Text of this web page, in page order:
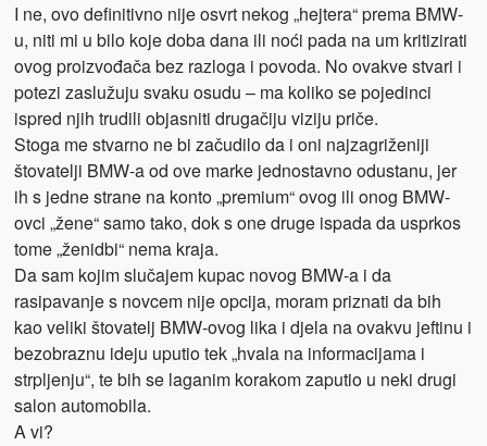
I ne, ovo definitivno nije osvrt nekog „hejtera“ prema BMW-
u, niti mi u bilo koje doba dana ili noći pada na um kritizirati
ovog proizvođača bez razloga i povoda. No ovakve stvari i
potezi zaslužuju svaku osudu – ma koliko se pojedinci
ispred njih trudili objasniti drugačiju viziju priče.
Stoga me stvarno ne bi začudilo da i oni najzagriženiji
štovatelji BMW-a od ove marke jednostavno odustanu, jer
ih s jedne strane na konto „premium“ ovog ili onog BMW-
ovci „žene“ samo tako, dok s one druge ispada da usprkos
tome „ženidbi“ nema kraja.
Da sam kojim slučajem kupac novog BMW-a i da
rasipavanje s novcem nije opcija, moram priznati da bih
kao veliki štovatelj BMW-ovog lika i djela na ovakvu jeftinu i
bezobraznu ideju uputio tek „hvala na informacijama i
strpljenju“, te bih se laganim korakom zaputio u neki drugi
salon automobila.
A vi?